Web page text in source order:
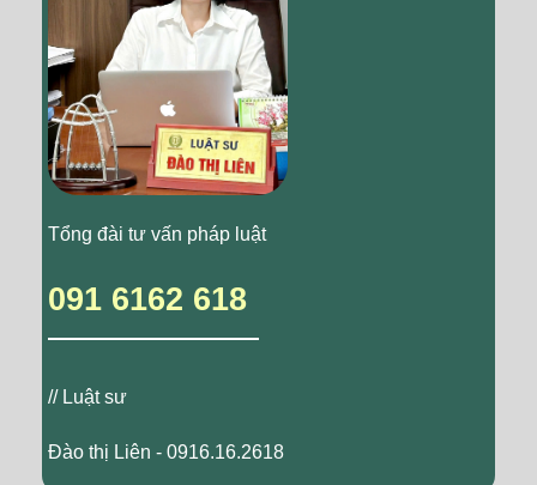
Tổng đài tư vấn pháp luật
091 6162 618
// Luật sư
Đào thị Liên - 0916.16.2618